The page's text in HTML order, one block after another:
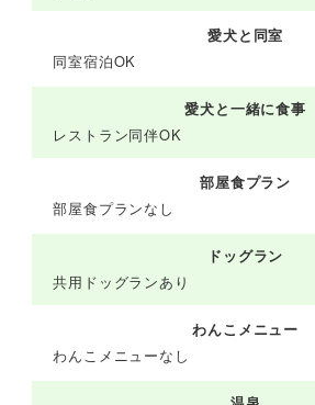
愛犬と同室
同室宿泊OK
愛犬と一緒に食事
レストラン同伴OK
部屋食プラン
部屋食プランなし
ドッグラン
共用ドッグランあり
わんこメニュー
わんこメニューなし